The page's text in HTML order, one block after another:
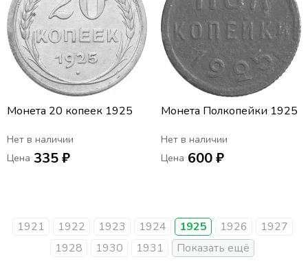
Монета 20 копеек 1925
Нет в наличии
Цена 335 ₽
Монета Полкопейки 1925
Нет в наличии
Цена 600 ₽
1921 1922 1923 1924 1925 1926
1927
1928
1930 1931